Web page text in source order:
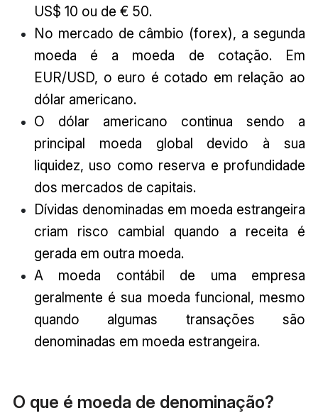
US$ 10 ou de € 50.
No mercado de câmbio (forex), a segunda
moeda é a moeda de cotação. Em
EUR/USD, o euro é cotado em relação ao
dólar americano.
O dólar americano continua sendo a
principal moeda global devido à sua
liquidez, uso como reserva e profundidade
dos mercados de capitais.
Dívidas denominadas em moeda estrangeira
criam risco cambial quando a receita é
gerada em outra moeda.
A moeda contábil de uma empresa
geralmente é sua moeda funcional, mesmo
quando algumas transações são
denominadas em moeda estrangeira.
O que é moeda de denominação?